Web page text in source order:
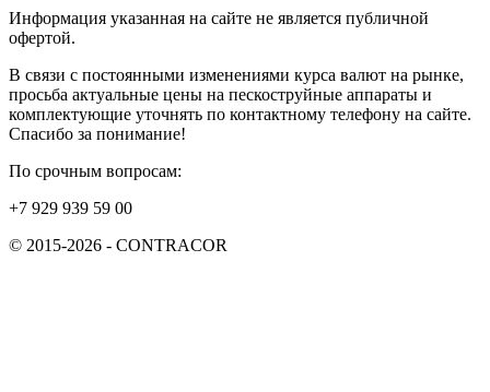
Информация указанная на сайте не является публичной
офертой.
В связи с постоянными изменениями курса валют на рынке,
просьба актуальные цены на пескоструйные аппараты и
комплектующие уточнять по контактному телефону на сайте.
Спасибо за понимание!
По срочным вопросам:
+7 929 939 59 00
© 2015-2026 - CONTRACOR